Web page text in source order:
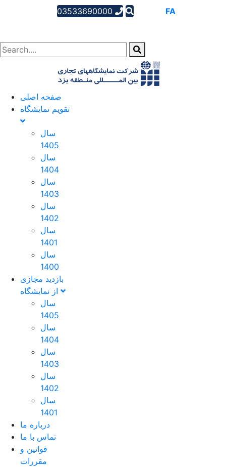
03533690000 FA
صفحه اصلی
تقویم نمایشگاه
سال
1405
سال
1404
سال
1403
سال
1402
سال
1401
سال
1400
بازدید مجازی
سال
1405
سال
1404
سال
1403
سال
1402
سال
1401
درباره ما
تماس با ما
قوانین و
مقررات